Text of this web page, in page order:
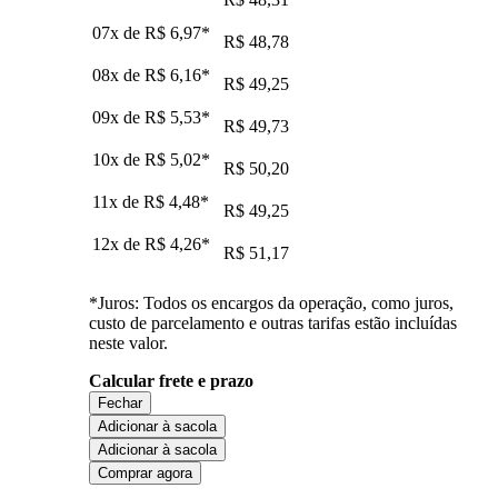
07x de R$ 6,97*
R$ 48,78
08x de R$ 6,16*
R$ 49,25
09x de R$ 5,53*
R$ 49,73
10x de R$ 5,02*
R$ 50,20
11x de R$ 4,48*
R$ 49,25
12x de R$ 4,26* R$ 51,17
*Juros: Todos os encargos da operação, como juros,
custo de parcelamento e outras tarifas estão incluídas
neste valor.
Calcular frete e prazo
Fechar
Adicionar à sacola
Adicionar à sacola
Comprar agora